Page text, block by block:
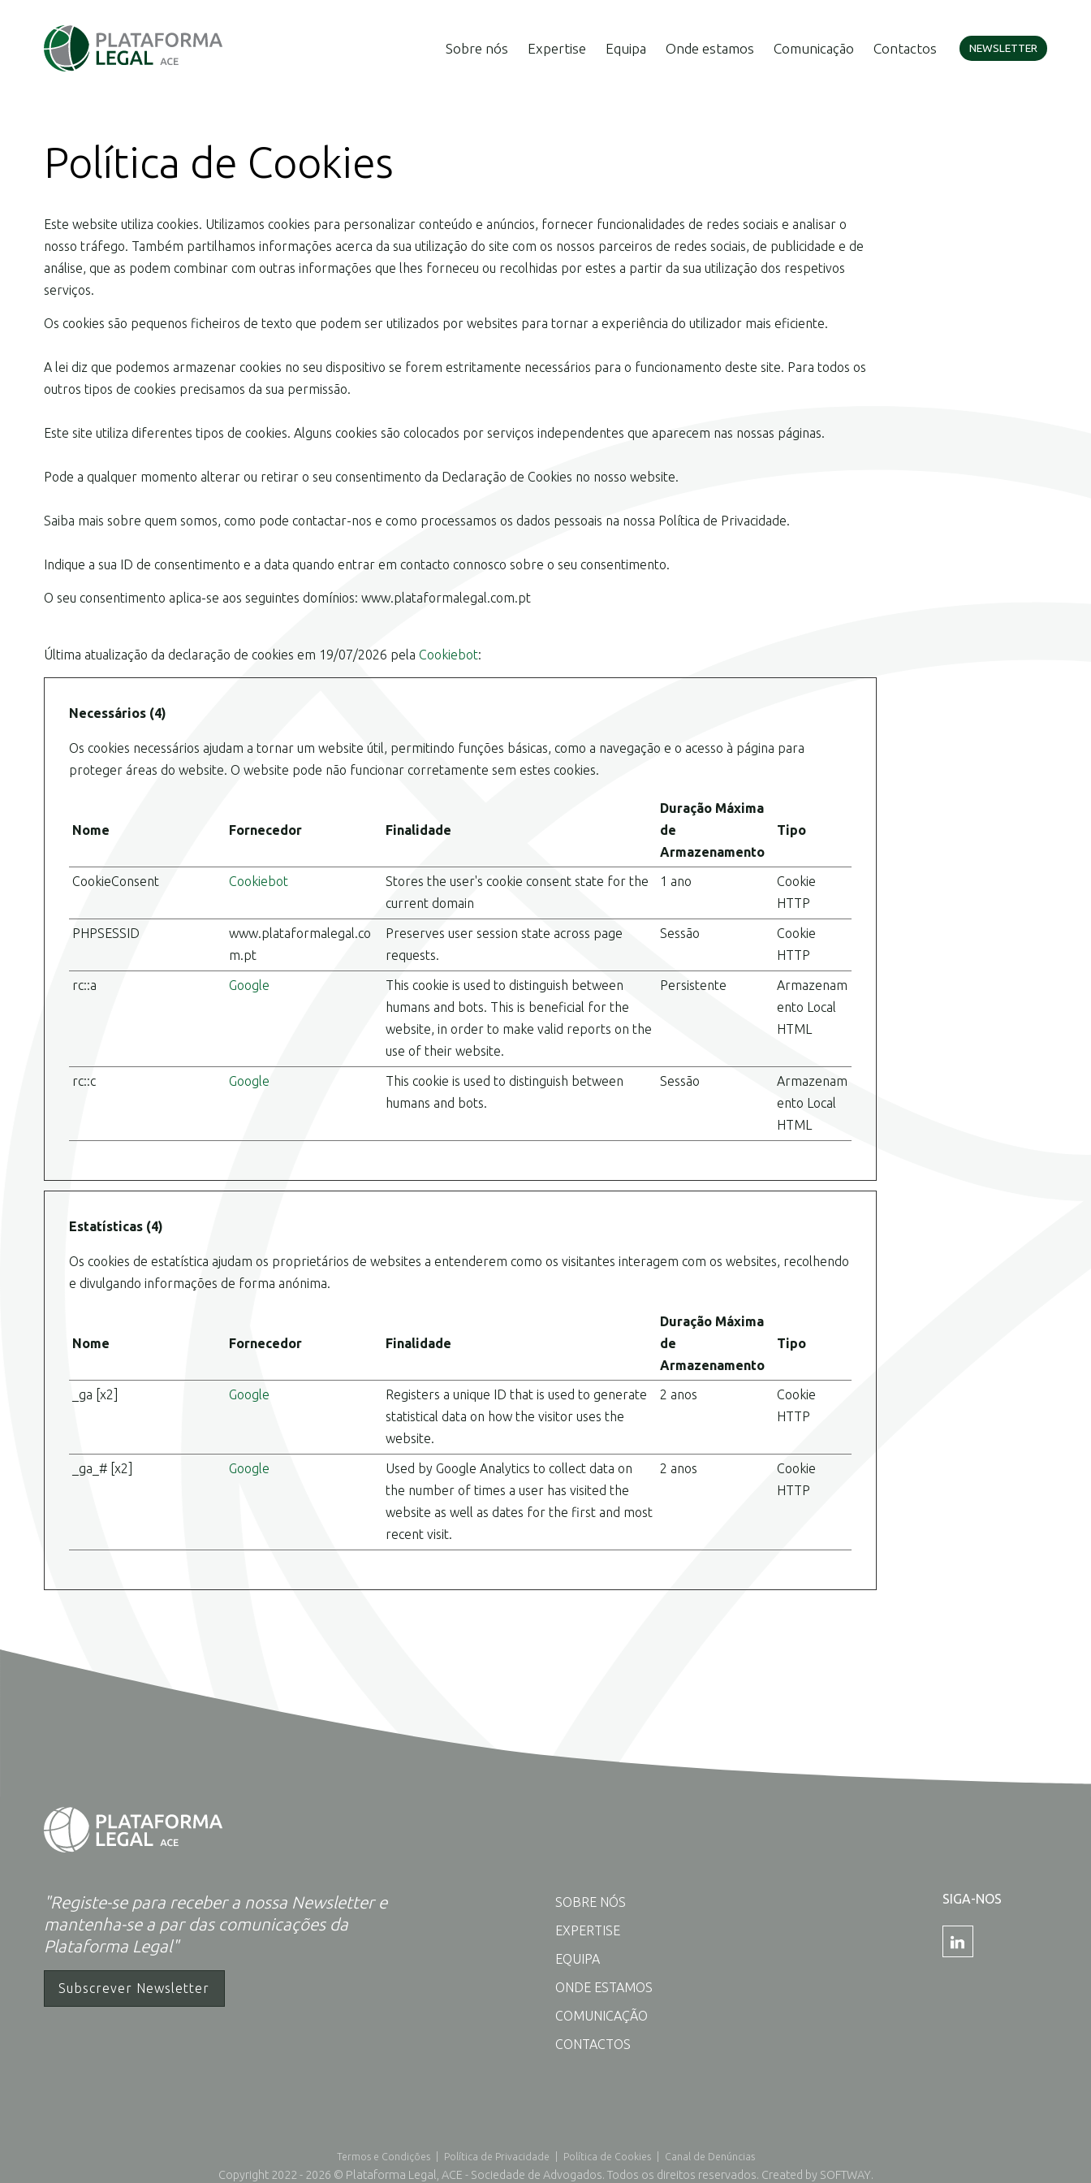
Sobre nós Expertise Equipa Onde estamos Comunicação Contactos NEWSLETTER
Política de Cookies
Este website utiliza cookies. Utilizamos cookies para personalizar conteúdo e anúncios, fornecer funcionalidades de redes sociais e analisar o
nosso tráfego. Também partilhamos informações acerca da sua utilização do site com os nossos parceiros de redes sociais, de publicidade e de
análise, que as podem combinar com outras informações que lhes forneceu ou recolhidas por estes a partir da sua utilização dos respetivos
serviços.
Os cookies são pequenos ficheiros de texto que podem ser utilizados por websites para tornar a experiência do utilizador mais eficiente.
A lei diz que podemos armazenar cookies no seu dispositivo se forem estritamente necessários para o funcionamento deste site. Para todos os
outros tipos de cookies precisamos da sua permissão.
Este site utiliza diferentes tipos de cookies. Alguns cookies são colocados por serviços independentes que aparecem nas nossas páginas.
Pode a qualquer momento alterar ou retirar o seu consentimento da Declaração de Cookies no nosso website.
Saiba mais sobre quem somos, como pode contactar-nos e como processamos os dados pessoais na nossa Política de Privacidade.
Indique a sua ID de consentimento e a data quando entrar em contacto connosco sobre o seu consentimento.
O seu consentimento aplica-se aos seguintes domínios: www.plataformalegal.com.pt
Última atualização da declaração de cookies em 19/07/2026 pela Cookiebot:
Necessários (4)
Os cookies necessários ajudam a tornar um website útil, permitindo funções básicas, como a navegação e o acesso à página para
proteger áreas do website. O website pode não funcionar corretamente sem estes cookies.
Nome Fornecedor Finalidade
Duração Máxima
de
Armazenamento
Tipo
CookieConsent Cookiebot
Stores the user's cookie consent state for the
current domain
1 ano
Cookie
HTTP
PHPSESSID
www.plataformalegal.co
m.pt
Preserves user session state across page
requests.
Sessão
Cookie
HTTP
rc::a Google
This cookie is used to distinguish between
humans and bots. This is beneficial for the
website, in order to make valid reports on the
use of their website.
Persistente
Armazenam
ento Local
HTML
rc::c Google
This cookie is used to distinguish between
humans and bots.
Sessão
Armazenam
ento Local
HTML
Estatísticas (4)
Os cookies de estatística ajudam os proprietários de websites a entenderem como os visitantes interagem com os websites, recolhendo
e divulgando informações de forma anónima.
Nome Fornecedor Finalidade
Duração Máxima
de
Armazenamento
Tipo
_ga [x2] Google
Registers a unique ID that is used to generate
statistical data on how the visitor uses the
website.
2 anos
Cookie
HTTP
_ga_# [x2] Google
Used by Google Analytics to collect data on
the number of times a user has visited the
website as well as dates for the first and most
recent visit.
2 anos
Cookie
HTTP
"Registe-se para receber a nossa Newsletter e
mantenha-se a par das comunicações da
Plataforma Legal"
Subscrever Newsletter
SOBRE NÓS
EXPERTISE
EQUIPA
ONDE ESTAMOS
COMUNICAÇÃO
CONTACTOS
SIGA-NOS
Termos e Condições Política de Privacidade Política de Cookies Canal de Denúncias
Copyright 2022 - 2026 © Plataforma Legal, ACE - Sociedade de Advogados. Todos os direitos reservados. Created by SOFTWAY.